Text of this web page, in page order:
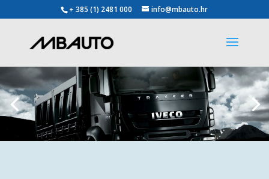
+ 385 (1) 2481 000 info@mbauto.hr